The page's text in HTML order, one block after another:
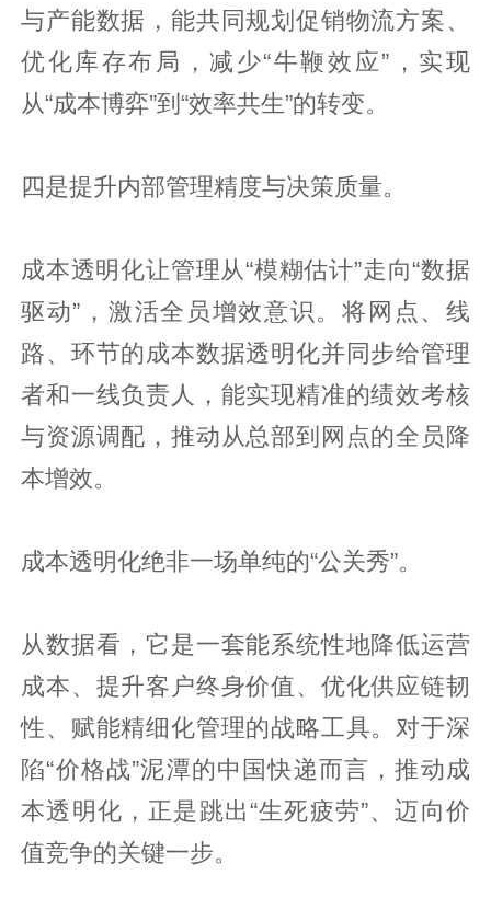
与产能数据，能共同规划促销物流方案、
优化库存布局，减少“牛鞭效应”，实现
从“成本博弈”到“效率共生”的转变。
四是提升内部管理精度与决策质量。
成本透明化让管理从“模糊估计”走向“数据
驱动”，激活全员增效意识。将网点、线
路、环节的成本数据透明化并同步给管理
者和一线负责人，能实现精准的绩效考核
与资源调配，推动从总部到网点的全员降
本增效。
成本透明化绝非一场单纯的“公关秀”。
从数据看，它是一套能系统性地降低运营
成本、提升客户终身价值、优化供应链韧
性、赋能精细化管理的战略工具。对于深
陷“价格战”泥潭的中国快递而言，推动成
本透明化，正是跳出“生死疲劳”、迈向价
值竞争的关键一步。